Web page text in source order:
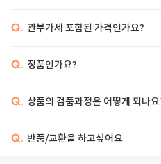
Q. 관부가세 포함된 가격인가요?
Q. 정품인가요?
Q. 상품의 검품과정은 어떻게 되나요
Q. 반품/교환을 하고싶어요